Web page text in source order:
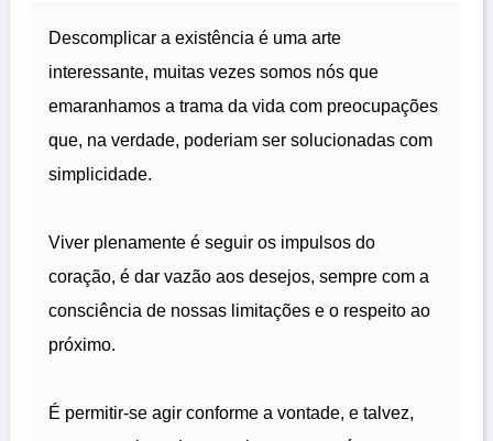
Descomplicar a existência é uma arte
interessante, muitas vezes somos nós que
emaranhamos a trama da vida com preocupações
que, na verdade, poderiam ser solucionadas com
simplicidade.
Viver plenamente é seguir os impulsos do
coração, é dar vazão aos desejos, sempre com a
consciência de nossas limitações e o respeito ao
próximo.
É permitir-se agir conforme a vontade, e talvez,